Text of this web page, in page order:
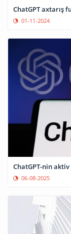
ChatGPT axtarış
01-11-2024
ChatGPT-nin
06-08-2025